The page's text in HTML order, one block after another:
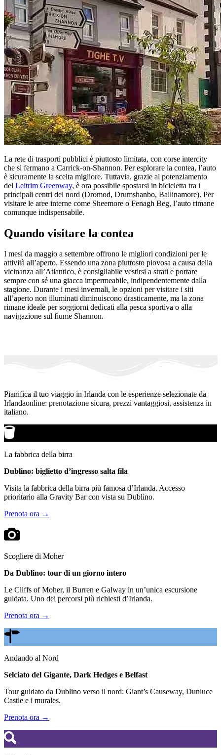
La rete di trasporti pubblici è piuttosto limitata, con corse intercity
che si fermano a Carrick-on-Shannon. Per esplorare la contea, l’auto
è sicuramente la scelta migliore. Tuttavia, grazie al potenziamento
del Leitrim Greenway, è ora possibile spostarsi in bicicletta tra i
principali centri del nord (Dromod, Drumshanbo, Ballinamore). Per
visitare le aree interne come Sheemore o Fenagh Beg, l’auto rimane
comunque indispensabile.
Quando visitare la contea
I mesi da maggio a settembre offrono le migliori condizioni per le
attività all’aperto. Essendo una zona piuttosto piovosa a causa della
vicinanza all’Atlantico, è consigliabile vestirsi a strati e portare
sempre con sé una giacca impermeabile, indipendentemente dalla
stagione. Durante i mesi invernali, le opzioni per visitare i siti
all’aperto non illuminati diminuiscono drasticamente, ma la zona
rimane ideale per soggiorni dedicati alla pesca sportiva o alla
navigazione sul fiume Shannon.
Pianifica il tuo viaggio in Irlanda con le esperienze selezionate da
Irlandaonline: prenotazione sicura, prezzi vantaggiosi, assistenza in
italiano.
La fabbrica della birra
Dublino: biglietto d’ingresso salta fila
Visita la fabbrica della birra più famosa d’Irlanda. Accesso
prioritario alla Gravity Bar con vista su Dublino.
Prenota ora →
Scogliere di Moher
Da Dublino: tour di un giorno intero
Le Cliffs of Moher, il Burren e Galway in un’unica escursione
guidata. Uno dei percorsi più richiesti d’Irlanda.
Prenota ora →
Andando al Nord
Selciato del Gigante, Dark Hedges e Belfast
Tour guidato da Dublino verso il nord: Giant’s Causeway, Dunluce
Castle e i murales.
Prenota ora →